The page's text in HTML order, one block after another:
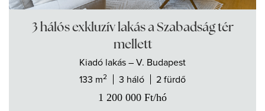
3 hálós exkluzív lakás a Szabadság tér
mellett
Kiadó lakás– V. Budapest
133 m2 3 háló 2 fürdő
1 200 000 Ft/hó